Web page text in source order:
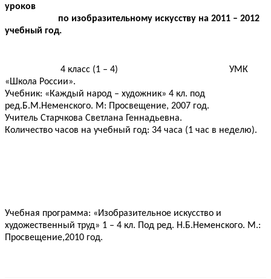
уроков
по изобразительному искусству на 2011 – 2012
учебный год.
4 класс (1 – 4) УМК
«Школа России».
Учебник: «Каждый народ – художник» 4 кл. под
ред.Б.М.Неменского. М: Просвещение, 2007 год.
Учитель Старчкова Светлана Геннадьевна.
Количество часов на учебный год: 34 часа (1 час в неделю).
Учебная программа: «Изобразительное искусство и
художественный труд» 1 – 4 кл. Под ред. Н.Б.Неменского. М.:
Просвещение,2010 год.